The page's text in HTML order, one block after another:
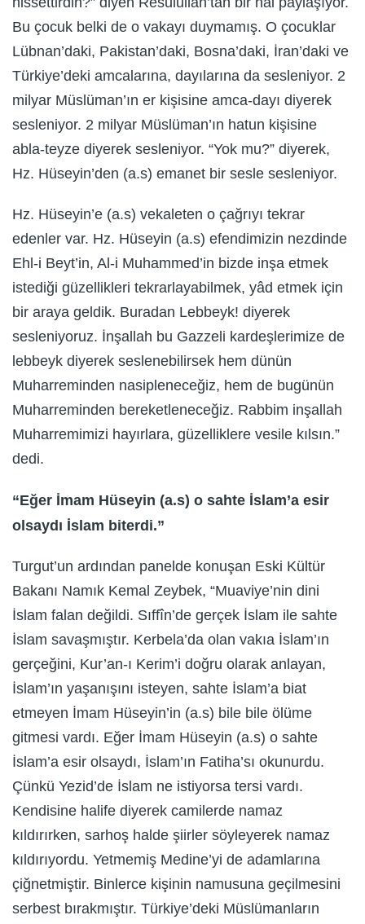
Bu çocuk belki de o vakayı duymamış. O çocuklar
Lübnan’daki, Pakistan’daki, Bosna’daki, İran’daki ve
Türkiye’deki amcalarına, dayılarına da sesleniyor. 2
milyar Müslüman’ın er kişisine amca-dayı diyerek
sesleniyor. 2 milyar Müslüman’ın hatun kişisine
abla-teyze diyerek sesleniyor. “Yok mu?” diyerek,
Hz. Hüseyin’den (a.s) emanet bir sesle sesleniyor.
Hz. Hüseyin’e (a.s) vekaleten o çağrıyı tekrar
edenler var. Hz. Hüseyin (a.s) efendimizin nezdinde
Ehl-i Beyt’in, Al-i Muhammed’in bizde inşa etmek
istediği güzellikleri tekrarlayabilmek, yâd etmek için
bir araya geldik. Buradan Lebbeyk! diyerek
sesleniyoruz. İnşallah bu Gazzeli kardeşlerimize de
lebbeyk diyerek seslenebilirsek hem dünün
Muharreminden nasipleneceğiz, hem de bugünün
Muharreminden bereketleneceğiz. Rabbim inşallah
Muharremimizi hayırlara, güzelliklere vesile kılsın.”
dedi.
“Eğer İmam Hüseyin (a.s) o sahte İslam’a esir
olsaydı İslam biterdi.”
Turgut’un ardından panelde konuşan Eski Kültür
Bakanı Namık Kemal Zeybek, “Muaviye’nin dini
İslam falan değildi. Sıffîn’de gerçek İslam ile sahte
İslam savaşmıştır. Kerbela’da olan vakıa İslam’ın
gerçeğini, Kur’an-ı Kerim’i doğru olarak anlayan,
İslam’ın yaşanışını isteyen, sahte İslam’a biat
etmeyen İmam Hüseyin’in (a.s) bile bile ölüme
gitmesi vardı. Eğer İmam Hüseyin (a.s) o sahte
İslam’a esir olsaydı, İslam’ın Fatiha’sı okunurdu.
Çünkü Yezid’de İslam ne istiyorsa tersi vardı.
Kendisine halife diyerek camilerde namaz
kıldırırken, sarhoş halde şiirler söyleyerek namaz
kıldırıyordu. Yetmemiş Medine’yi de adamlarına
çiğnetmiştir. Binlerce kişinin namusuna geçilmesini
serbest bırakmıştır. Türkiye’deki Müslümanların